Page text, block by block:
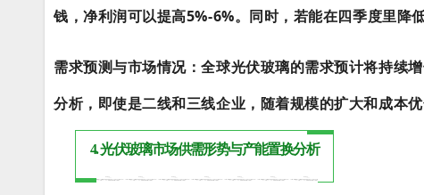
钱，净利润可以提高5%-6%。同时，若能在四季度里降
需求预测与市场情况：全球光伏玻璃的需求预计将持续
分析，即使是二线和三线企业，随着规模的扩大和成本优
4. 光伏玻璃市场供需形势与产能置换分析